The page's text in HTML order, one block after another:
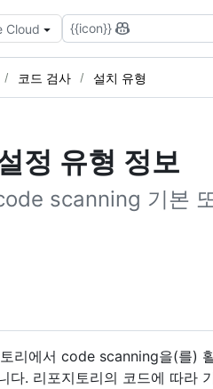
Cloud {{icon}}
코드 검사 설치 유형
정 유형 정보
scanning 기본
리에서 code scanning을(를)
다. 리포지토리의 코드에 따라